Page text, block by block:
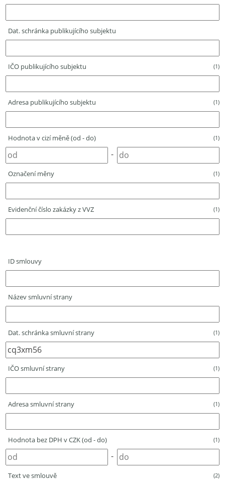
Dat. schránka publikujícího subjektu
IČO publikujícího subjektu (1)
Adresa publikujícího subjektu (1)
Hodnota v cizí měně (od - do) (1)
-
Označení měny (1)
Evidenční číslo zakázky z VVZ (1)
ID smlouvy
Název smluvní strany
Dat. schránka smluvní strany (1)
IČO smluvní strany (1)
Adresa smluvní strany (1)
Hodnota bez DPH v CZK (od - do) (1)
-
Text ve smlouvě (2)